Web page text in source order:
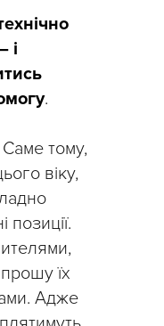
і
.
Саме тому,
віку,
позиції.
прошу їх
Адже